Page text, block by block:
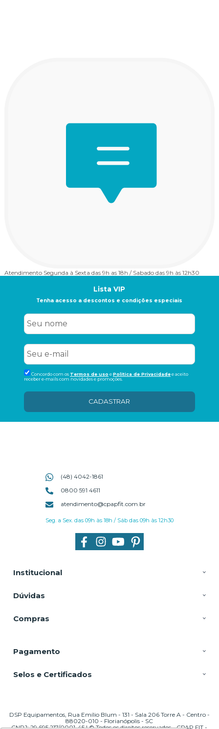
Atendimento Segunda à Sexta das 9h as 18h / Sabado das 9h às 12h30
Frete GrátisConsulte o Regulamento
Lista VIP
Tenha acesso a descontos e condições especiais
Concordo com os Termos de uso ePolitica de Privacidadee aceito
receber e-mails com novidades e promoções.
CADASTRAR
Institucional
Dúvidas
Compras
(48) 4042-1861
0800 591 4611
atendimento@cpapfit.com.br
Seg. a Sex. das 09h às 18h / Sáb das 09h às 12h30
Pagamento
Selos e Certificados
DSP Equipamentos, Rua Emílio Blum - 131 - Sala 206 Torre A - Centro -
88020-010 - Florianópolis - SC
CNPJ: 29.695.217/0001-45 | © Todos os direitos reservados - CPAP FIT -